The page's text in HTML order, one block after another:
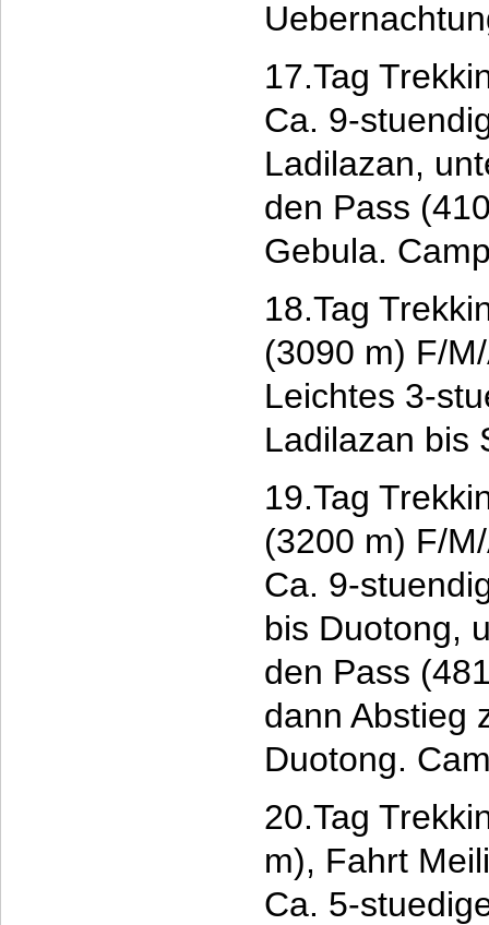
17.Tag
Ca. 9-
Ladilazan,
den Pass
Gebula.
18.Tag
(3090 m) F/
Leichtes 3-
Ladilazan bis
19.Tag
(3200 m) F/
Ca. 9-
bis Duotong,
den Pass
dann Abstieg
Duotong.
20.Tag
m), Fahrt
Ca. 5-